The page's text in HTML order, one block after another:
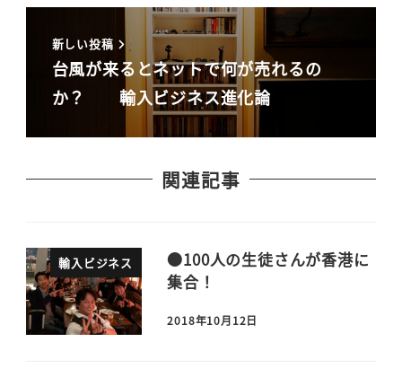
新しい投稿
台風が来るとネットで何が売れるの
か？ 輸入ビジネス進化論
関連記事
輸入ビジネス
●100人の生徒さんが香港に
集合！
2018年10月12日